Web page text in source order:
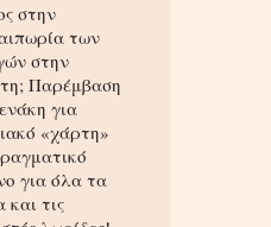
στην
των
στην
Παρέμβαση
για
«χάρτη»
για όλα τα
και τις